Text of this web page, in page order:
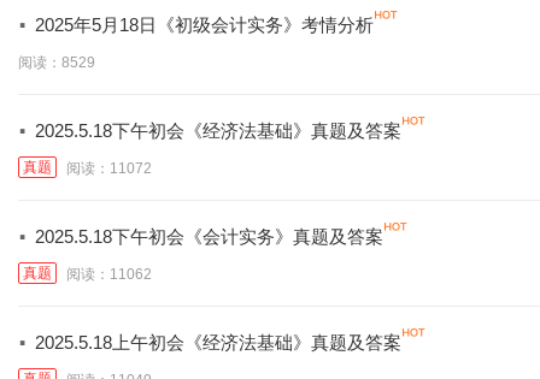
· 2025年5月18日《初级会计实务》考情分析
阅读：8529
· 2025.5.18下午初会《经济法基础》真题及答案
真题 阅读：11072
· 2025.5.18下午初会《会计实务》真题及答案
真题 阅读：11062
· 2025.5.18上午初会《经济法基础》真题及答案